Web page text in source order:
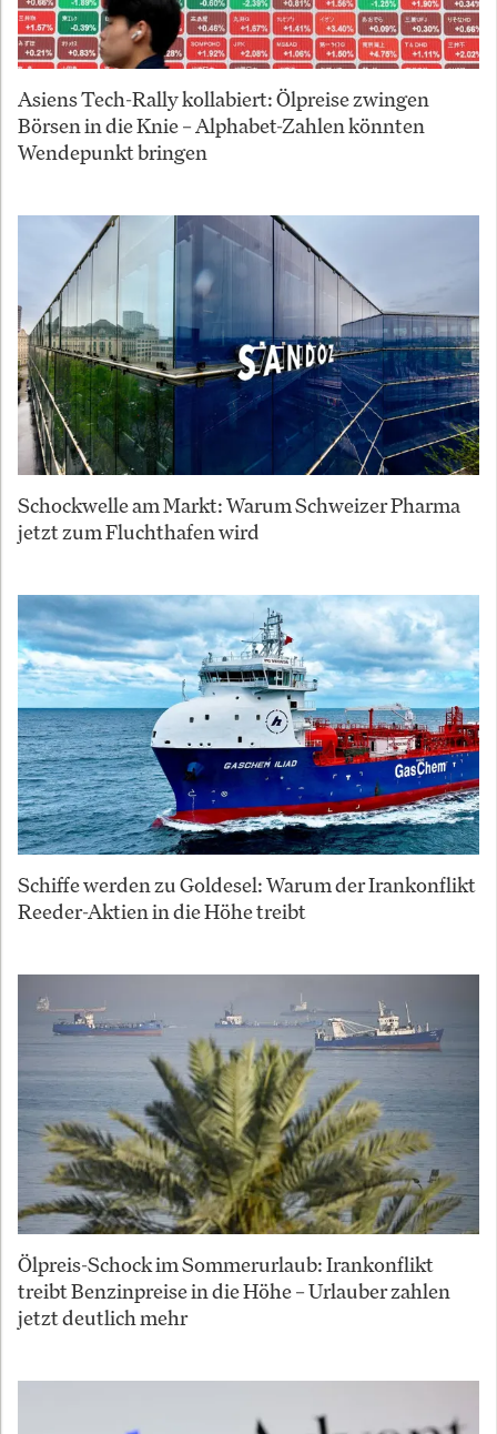
Asiens Tech-Rally kollabiert: Ölpreise zwingen
Börsen in die Knie – Alphabet-Zahlen könnten
Wendepunkt bringen
Schockwelle am Markt: Warum Schweizer Pharma
jetzt zum Fluchthafen wird
Schiffe werden zu Goldesel: Warum der Irankonflikt
Reeder-Aktien in die Höhe treibt
Ölpreis-Schock im Sommerurlaub: Irankonflikt
treibt Benzinpreise in die Höhe – Urlauber zahlen
jetzt deutlich mehr